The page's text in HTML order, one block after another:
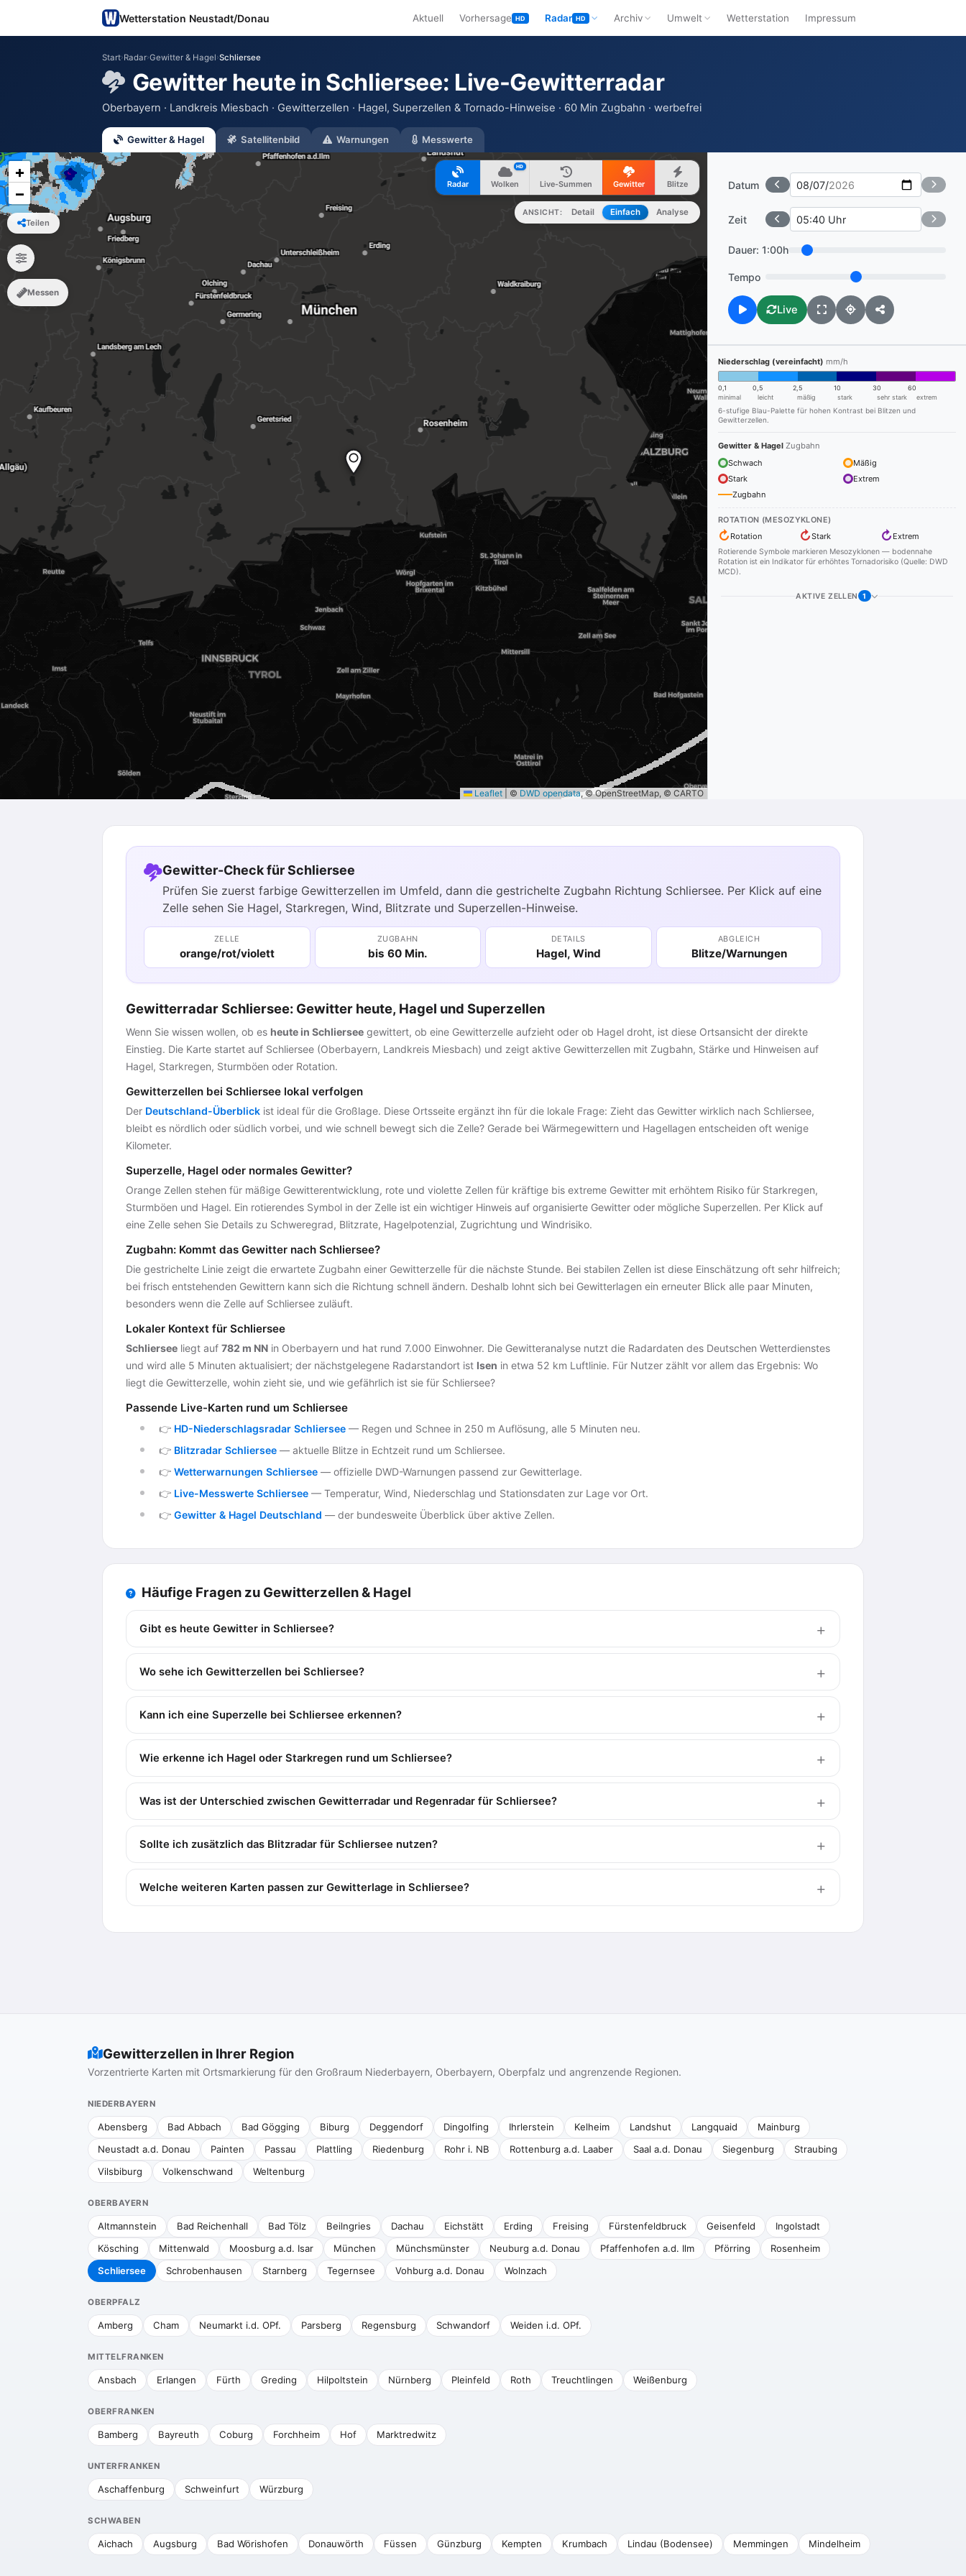
Wetterstation Neustadt/Donau Aktuell Vorhersage HD Radar HD Archiv Umwelt Wetterstation Impressum
Start›Radar›Gewitter & Hagel›Schliersee
Gewitter heute in Schliersee: Live-Gewitterradar
Oberbayern · Landkreis Miesbach · Gewitterzellen · Hagel, Superzellen & Tornado-Hinweise · 60 Min Zugbahn · werbefrei
Gewitter & Hagel Satellitenbild Warnungen Messwerte
Radar Wolken
HD
Live-Summen Gewitter Blitze
Messen
ANSICHT: Detail Einfach
Analyse
Teilen
60
+
−
Leaflet © DWD opendata, © OpenStreetMap, © CARTO
Datum
Zeit
Dauer: 1:00h
Tempo
Live
Niederschlag (vereinfacht) mm/h
0,1 0,5 2,5 10 30
60
minimal
leicht mäßig stark sehr stark extrem
6-stufige Blau-Palette für hohen Kontrast bei Blitzen und
Gewitterzellen.
Gewitter & Hagel Zugbahn
Schwach
Mäßig
Stark
Extrem
Zugbahn
ROTATION (MESOZYKLONE)
↻ Rotation ↻Stark ↻ Extrem
Rotierende Symbole markieren Mesozyklonen — bodennahe
Rotation ist ein Indikator für erhöhtes Tornadorisiko (Quelle: DWD
MCD).
AKTIVE ZELLEN 1
Gewitter-Check für Schliersee
Prüfen Sie zuerst farbige Gewitterzellen im Umfeld, dann die gestrichelte Zugbahn Richtung Schliersee. Per Klick auf eine
Zelle sehen Sie Hagel, Starkregen, Wind, Blitzrate und Superzellen-Hinweise.
ZELLE
orange/rot/violett
ZUGBAHN
bis 60 Min.
DETAILS
Hagel, Wind
ABGLEICH
Blitze/Warnungen
Gewitterradar Schliersee: Gewitter heute, Hagel und Superzellen
Wenn Sie wissen wollen, ob es heute in Schliersee gewittert, ob eine Gewitterzelle aufzieht oder ob Hagel droht, ist diese Ortsansicht der direkte
Einstieg. Die Karte startet auf Schliersee (Oberbayern, Landkreis Miesbach) und zeigt aktive Gewitterzellen mit Zugbahn, Stärke und Hinweisen auf
Hagel, Starkregen, Sturmböen oder Rotation.
Gewitterzellen bei Schliersee lokal verfolgen
Der Deutschland-Überblick ist ideal für die Großlage. Diese Ortsseite ergänzt ihn für die lokale Frage: Zieht das Gewitter wirklich nach Schliersee,
bleibt es nördlich oder südlich vorbei, und wie schnell bewegt sich die Zelle? Gerade bei Wärmegewittern und Hagellagen entscheiden oft wenige
Kilometer.
Superzelle, Hagel oder normales Gewitter?
Orange Zellen stehen für mäßige Gewitterentwicklung, rote und violette Zellen für kräftige bis extreme Gewitter mit erhöhtem Risiko für Starkregen,
Sturmböen und Hagel. Ein rotierendes Symbol in der Zelle ist ein wichtiger Hinweis auf organisierte Gewitter oder mögliche Superzellen. Per Klick auf
eine Zelle sehen Sie Details zu Schweregrad, Blitzrate, Hagelpotenzial, Zugrichtung und Windrisiko.
Zugbahn: Kommt das Gewitter nach Schliersee?
Die gestrichelte Linie zeigt die erwartete Zugbahn einer Gewitterzelle für die nächste Stunde. Bei stabilen Zellen ist diese Einschätzung oft sehr hilfreich;
bei frisch entstehenden Gewittern kann sich die Richtung schnell ändern. Deshalb lohnt sich bei Gewitterlagen ein erneuter Blick alle paar Minuten,
besonders wenn die Zelle auf Schliersee zuläuft.
Lokaler Kontext für Schliersee
Schliersee liegt auf 782 m NN in Oberbayern und hat rund 7.000 Einwohner. Die Gewitteranalyse nutzt die Radardaten des Deutschen Wetterdienstes
und wird alle 5 Minuten aktualisiert; der nächstgelegene Radarstandort ist Isen in etwa 52 km Luftlinie. Für Nutzer zählt vor allem das Ergebnis: Wo
liegt die Gewitterzelle, wohin zieht sie, und wie gefährlich ist sie für Schliersee?
Passende Live-Karten rund um Schliersee
👉 HD-Niederschlagsradar Schliersee — Regen und Schnee in 250 m Auflösung, alle 5 Minuten neu.
👉 Blitzradar Schliersee — aktuelle Blitze in Echtzeit rund um Schliersee.
👉 Wetterwarnungen Schliersee — offizielle DWD-Warnungen passend zur Gewitterlage.
👉 Live-Messwerte Schliersee — Temperatur, Wind, Niederschlag und Stationsdaten zur Lage vor Ort.
👉 Gewitter & Hagel Deutschland — der bundesweite Überblick über aktive Zellen.
Häufige Fragen zu Gewitterzellen & Hagel
Gibt es heute Gewitter in Schliersee?
Wo sehe ich Gewitterzellen bei Schliersee?
Kann ich eine Superzelle bei Schliersee erkennen?
Wie erkenne ich Hagel oder Starkregen rund um Schliersee?
Was ist der Unterschied zwischen Gewitterradar und Regenradar für Schliersee?
Sollte ich zusätzlich das Blitzradar für Schliersee nutzen?
Welche weiteren Karten passen zur Gewitterlage in Schliersee?
Gewitterzellen in Ihrer Region
Vorzentrierte Karten mit Ortsmarkierung für den Großraum Niederbayern, Oberbayern, Oberpfalz und angrenzende Regionen.
NIEDERBAYERN
Abensberg Bad Abbach Bad Gögging Biburg Deggendorf Dingolfing Ihrlerstein Kelheim Landshut Langquaid
Mainburg
Neustadt a.d. Donau
Painten Passau Plattling Riedenburg Rohr i. NB Rottenburg a.d. Laaber Saal a.d. Donau Siegenburg
Straubing
Vilsbiburg
Volkenschwand Weltenburg
OBERBAYERN
Altmannstein Bad Reichenhall Bad Tölz Beilngries Dachau Eichstätt Erding Freising Fürstenfeldbruck Geisenfeld
Ingolstadt
Kösching
Mittenwald Moosburg a.d. Isar München Münchsmünster Neuburg a.d. Donau Pfaffenhofen a.d. Ilm Pförring
Rosenheim
Schliersee
Schrobenhausen Starnberg Tegernsee Vohburg a.d. Donau Wolnzach
OBERPFALZ
Amberg Cham Neumarkt i.d. OPf. Parsberg Regensburg Schwandorf Weiden i.d. OPf.
MITTELFRANKEN
Ansbach Erlangen Fürth Greding Hilpoltstein Nürnberg Pleinfeld Roth Treuchtlingen Weißenburg
OBERFRANKEN
Bamberg Bayreuth Coburg Forchheim Hof Marktredwitz
UNTERFRANKEN
Aschaffenburg Schweinfurt Würzburg
SCHWABEN
Aichach Augsburg Bad Wörishofen Donauwörth Füssen Günzburg Kempten Krumbach Lindau (Bodensee) Memmingen Mindelheim